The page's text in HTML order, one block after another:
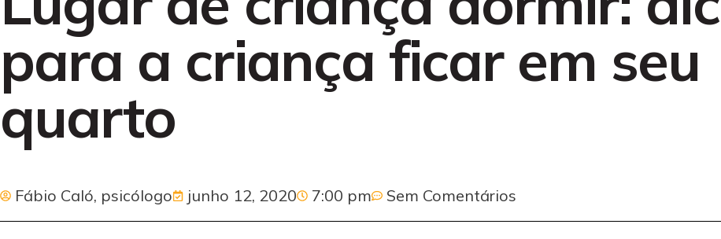
para a criança ficar em seu
quarto
Fábio Caló, psicólogo junho 12, 2020 7:00 pm Sem Comentários